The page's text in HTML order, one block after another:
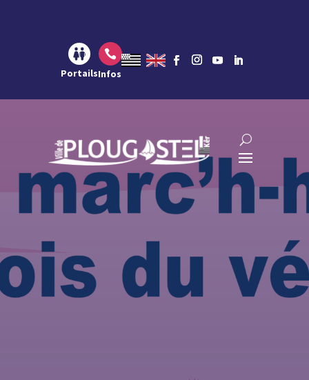
Aller à la recherche
Portails

Infos